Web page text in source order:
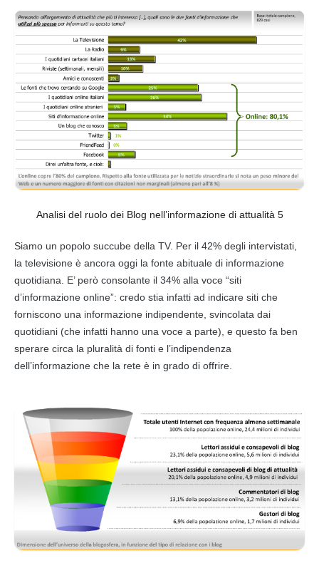
Analisi del ruolo dei Blog nell’informazione di attualità 5
Siamo un popolo succube della TV. Per il 42% degli intervistati,
la televisione è ancora oggi la fonte abituale di informazione
quotidiana. E’ però consolante il 34% alla voce “siti
d’informazione online”: credo stia infatti ad indicare siti che
forniscono una informazione indipendente, svincolata dai
quotidiani (che infatti hanno una voce a parte), e questo fa ben
sperare circa la pluralità di fonti e l’indipendenza
dell’informazione che la rete è in grado di offrire.